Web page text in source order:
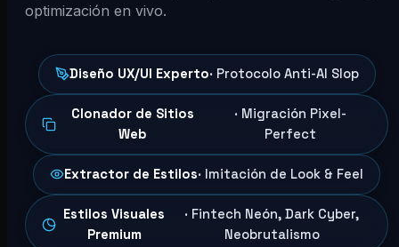
optimización en vivo.
Diseño UX/UI Experto· Protocolo Anti-AI Slop
Clonador de Sitios
Web
· Migración Pixel-
Perfect
Extractor de Estilos· Imitación de Look & Feel
Estilos Visuales
Premium
· Fintech Neón, Dark Cyber,
Neobrutalismo